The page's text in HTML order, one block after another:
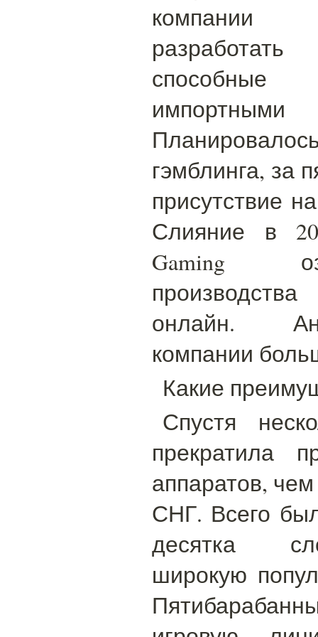
компании
способные
гэмблинга, за
присутствие
Слияние в
Gaming
онлайн.
компании
Какие
Спустя
прекратила
аппаратов,
СНГ. Всего
десятка
широкую